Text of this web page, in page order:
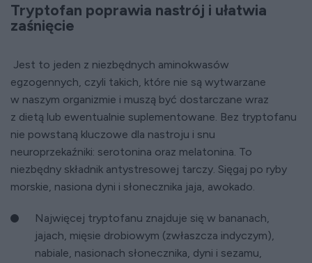
Tryptofan poprawia nastrój i ułatwia
zaśnięcie
Jest to jeden z niezbędnych aminokwasów
egzogennych, czyli takich, które nie są wytwarzane
w naszym organizmie i muszą być dostarczane wraz
z dietą lub ewentualnie suplementowane. Bez tryptofanu
nie powstaną kluczowe dla nastroju i snu
neuroprzekaźniki: serotonina oraz melatonina. To
niezbędny składnik antystresowej tarczy. Sięgaj po ryby
morskie, nasiona dyni i słonecznika jaja, awokado.
Najwięcej tryptofanu znajduje się w bananach,
jajach, mięsie drobiowym (zwłaszcza indyczym),
nabiale, nasionach słonecznika, dyni i sezamu,